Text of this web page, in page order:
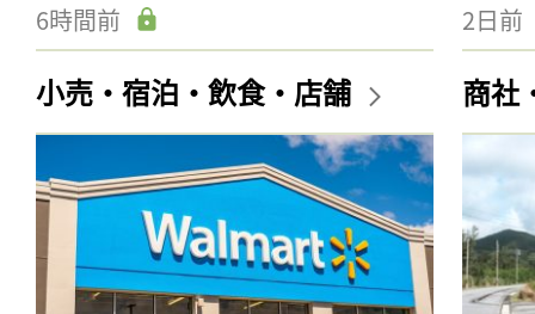
6時間前 2日前
小売・宿泊・飲食・店舗 商社